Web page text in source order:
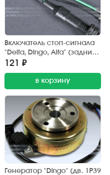
Включатель стоп-сигнала
"Delta, Dingo, Alfa" (задний)
Китай
121 ₽
в корзину
Генератор "Dingo" (дв. 1P39